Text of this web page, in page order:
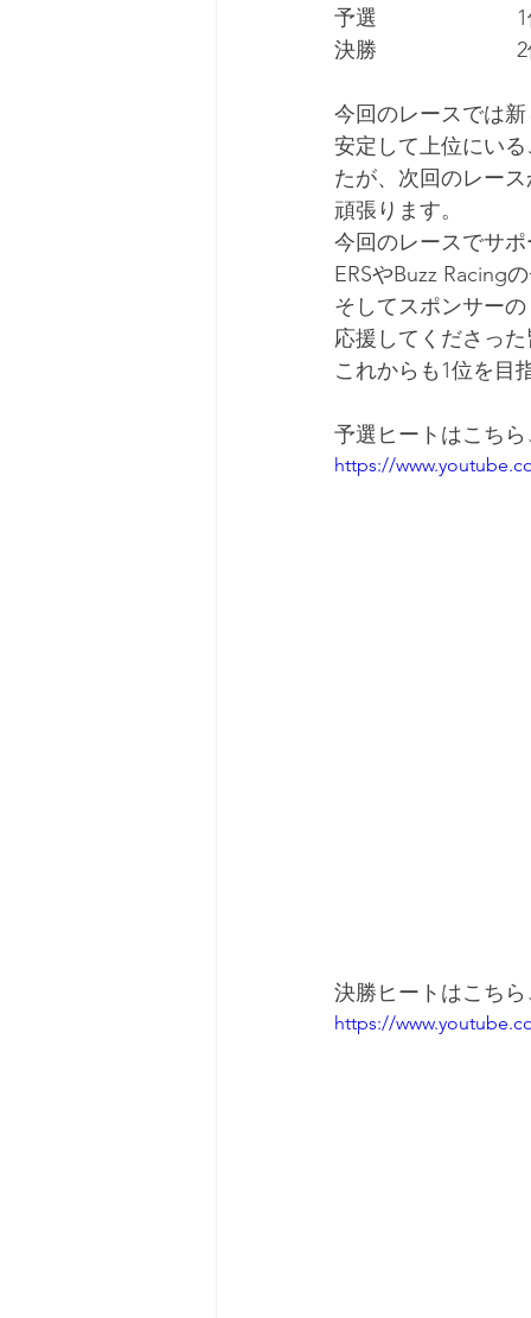
予選  　　　　　　
決勝 　　　　　　
今回のレースでは
安定して上位にい
たが、次回のレー
頑張ります。
今回のレースでサ
ERSやBuzz Racing
そしてスポンサー
応援してくださっ
これからも1位を目
予選ヒートはこちら
https://
決勝ヒートはこちら
https://